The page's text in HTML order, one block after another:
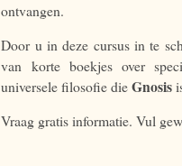
ontvangen.
Door u in deze cursus in te
van korte boekjes over
universele filosofie dieGnosis
Vraag gratis informatie. Vul